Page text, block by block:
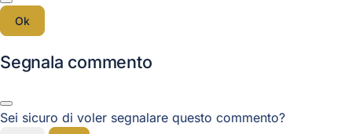
Ok
Segnala commento
Sei sicuro di voler segnalare questo commento?